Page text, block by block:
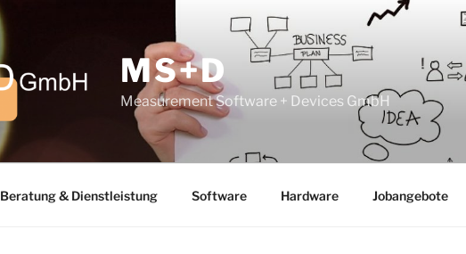
MS+D
Measurement Software + Devices GmbH
Beratung & Dienstleistung Software Hardware Jobangebote